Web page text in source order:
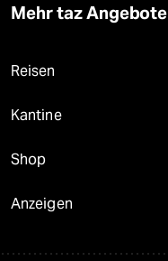
Mehr taz Angebote
Reisen
Kantine
Shop
Anzeigen